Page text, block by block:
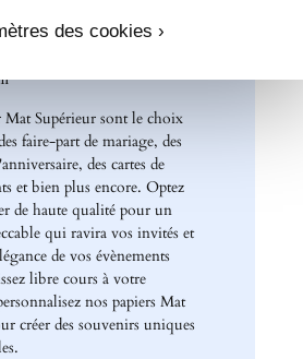
: Elles ont une taille unique, pensée
Mat Supérieur sont le choix
faire-part de mariage, des
des cartes de
et bien plus encore. Optez
de haute qualité pour un
qui ravira vos invités et
de vos évènements
libre cours à votre
nos papiers Mat
créer des souvenirs uniques
des cookies ›